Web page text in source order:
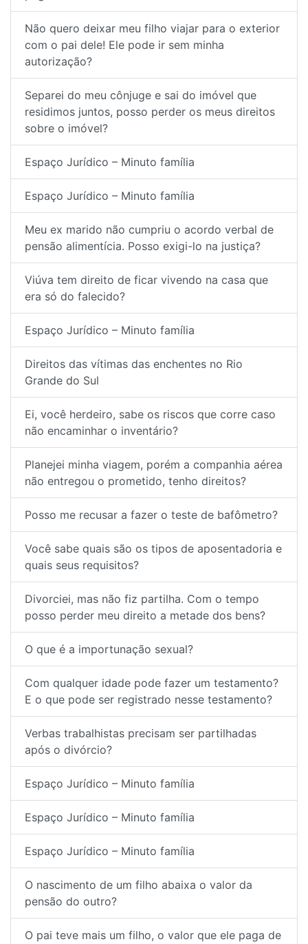
Não quero deixar meu filho viajar para o exterior
com o pai dele! Ele pode ir sem minha
autorização?
Separei do meu cônjuge e sai do imóvel que
residimos juntos, posso perder os meus direitos
sobre o imóvel?
Espaço Jurídico – Minuto família
Espaço Jurídico – Minuto família
Meu ex marido não cumpriu o acordo verbal de
pensão alimentícia. Posso exigi-lo na justiça?
Viúva tem direito de ficar vivendo na casa que
era só do falecido?
Espaço Jurídico – Minuto família
Direitos das vítimas das enchentes no Rio
Grande do Sul
Ei, você herdeiro, sabe os riscos que corre caso
não encaminhar o inventário?
Planejei minha viagem, porém a companhia aérea
não entregou o prometido, tenho direitos?
Posso me recusar a fazer o teste de bafômetro?
Você sabe quais são os tipos de aposentadoria e
quais seus requisitos?
Divorciei, mas não fiz partilha. Com o tempo
posso perder meu direito a metade dos bens?
O que é a importunação sexual?
Com qualquer idade pode fazer um testamento?
E o que pode ser registrado nesse testamento?
Verbas trabalhistas precisam ser partilhadas
após o divórcio?
Espaço Jurídico – Minuto família
Espaço Jurídico – Minuto família
Espaço Jurídico – Minuto família
O nascimento de um filho abaixa o valor da
pensão do outro?
O pai teve mais um filho, o valor que ele paga de